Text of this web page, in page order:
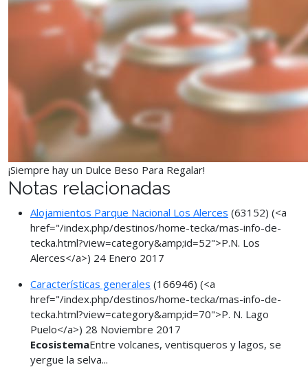
¡Siempre hay un Dulce Beso Para Regalar!
Notas relacionadas
Alojamientos Parque Nacional Los Alerces (63152) (<a
href="/index.php/destinos/home-tecka/mas-info-de-
tecka.html?view=category&amp;id=52">P.N. Los
Alerces</a>) 24 Enero 2017
Características generales (166946) (<a
href="/index.php/destinos/home-tecka/mas-info-de-
tecka.html?view=category&amp;id=70">P. N. Lago
Puelo</a>) 28 Noviembre 2017
EcosistemaEntre volcanes, ventisqueros y lagos, se
yergue la selva...